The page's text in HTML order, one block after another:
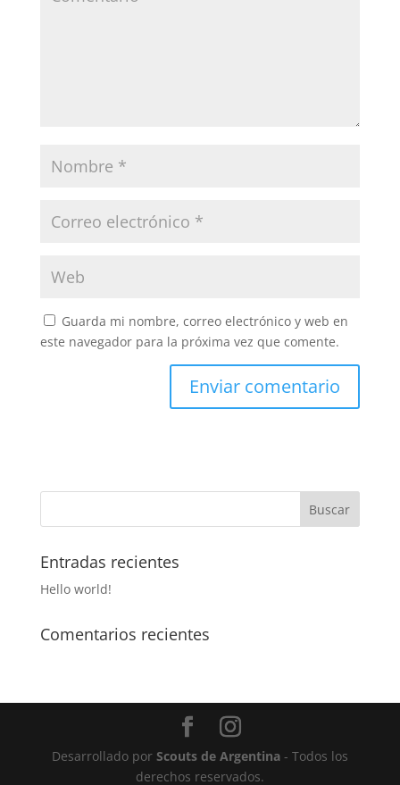
Guarda mi nombre, correo electrónico y web en
este navegador para la próxima vez que comente.
Entradas recientes
Hello world!
Comentarios recientes
Desarrollado por Scouts de Argentina- Todos los
derechos reservados.